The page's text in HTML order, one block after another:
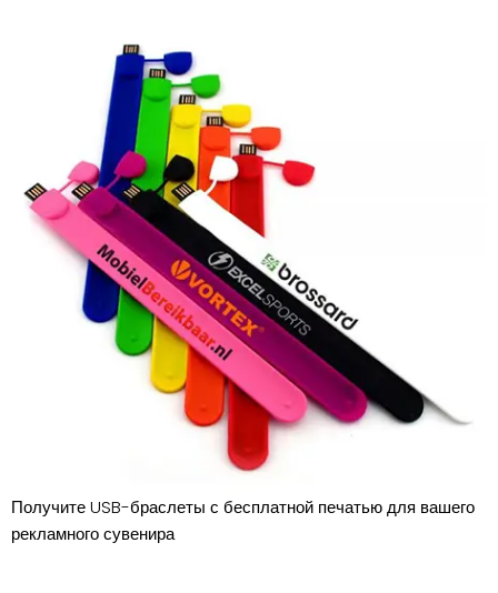
Получите USB-браслеты с бесплатной печатью для вашего
рекламного сувенира